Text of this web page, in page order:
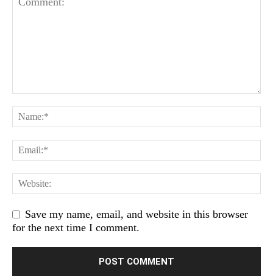
Save my name, email, and website in this browser
for the next time I comment.